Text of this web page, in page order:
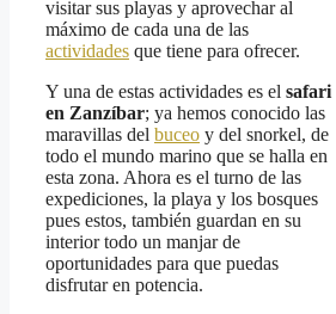
visitar sus playas y aprovechar al
máximo de cada una de las
actividades que tiene para ofrecer.
Y una de estas actividades es el safari
en Zanzíbar; ya hemos conocido las
maravillas del buceo y del snorkel, de
todo el mundo marino que se halla en
esta zona. Ahora es el turno de las
expediciones, la playa y los bosques
pues estos, también guardan en su
interior todo un manjar de
oportunidades para que puedas
disfrutar en potencia.